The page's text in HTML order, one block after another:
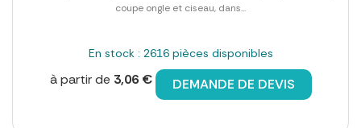
coupe ongle et ciseau, dans...
En stock : 2616 pièces disponibles
à partir de 3,06 € DEMANDE DE DEVIS